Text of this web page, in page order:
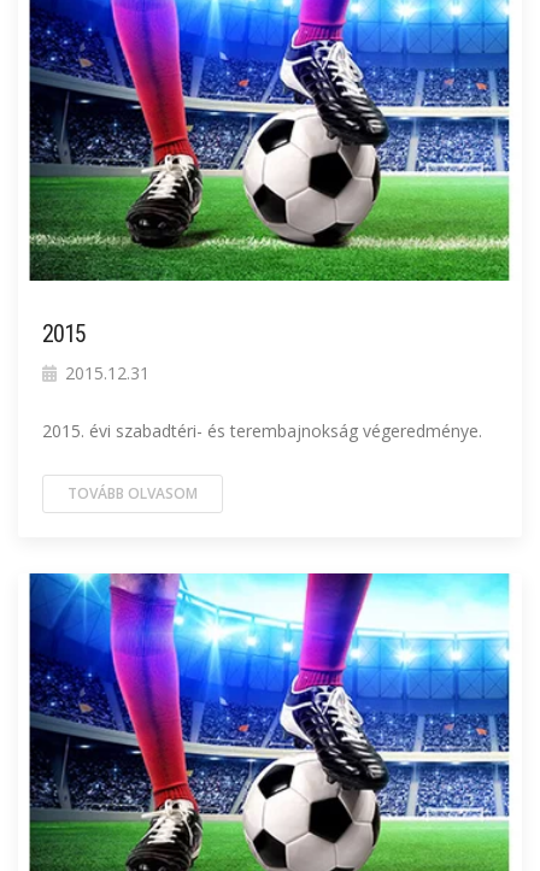
2015
2015.12.31
2015. évi szabadtéri- és terembajnokság végeredménye.
TOVÁBB OLVASOM